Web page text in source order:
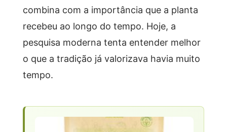
combina com a importância que a planta
recebeu ao longo do tempo. Hoje, a
pesquisa moderna tenta entender melhor
o que a tradição já valorizava havia muito
tempo.